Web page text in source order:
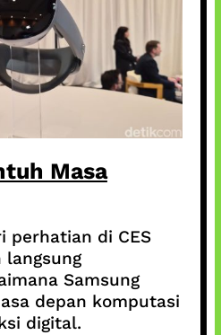
Masa
perhatian di CES
langsung
Samsung
depan komputasi
digital.